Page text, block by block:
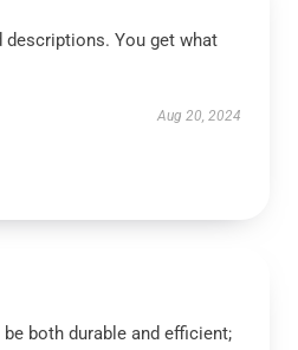
descriptions. You get what
Aug 20, 2024
both durable and efficient;